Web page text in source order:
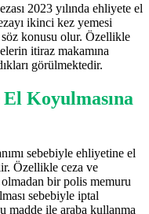
2023 yılında ehliyete el
ikinci kez yemesi
söz konusu olur. Özellikle
itiraz makamına
görülmektedir.
Koyulmasına
sebebiyle ehliyetine el
Özellikle ceza ve
bir polis memuru
sebebiyle iptal
madde ile araba kullanma